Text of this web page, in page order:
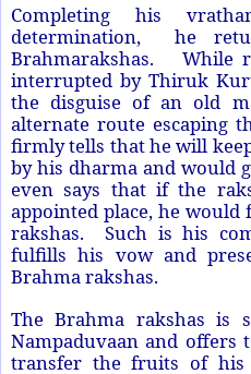
Completing his
determination, he
Brahmarakshas. While
interrupted by Thiruk
the disguise of an old
alternate route escaping
firmly tells that he will
by his dharma and would
even says that if the
appointed place, he
rakshas. Such is his
fulfills his vow and
Brahma rakshas.
The Brahma rakshas
Nampaduvaan and
transfer the fruits of his